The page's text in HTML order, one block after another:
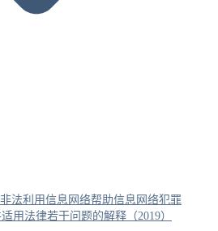
法利用信息网络帮助信息网络犯罪
用法律若干问题的解释（2019）